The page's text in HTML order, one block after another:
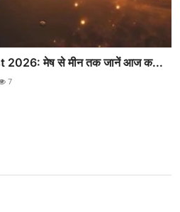
2026: मेष से मीन तक जानें आज क...
7